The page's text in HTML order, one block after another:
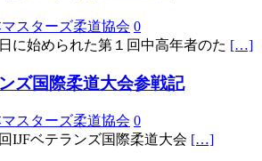
マスターズ柔道協会 0
に始められた第１回中高年者のた […]
ズ国際柔道大会参戦記
マスターズ柔道協会 0
IJFベテランズ国際柔道大会 […]